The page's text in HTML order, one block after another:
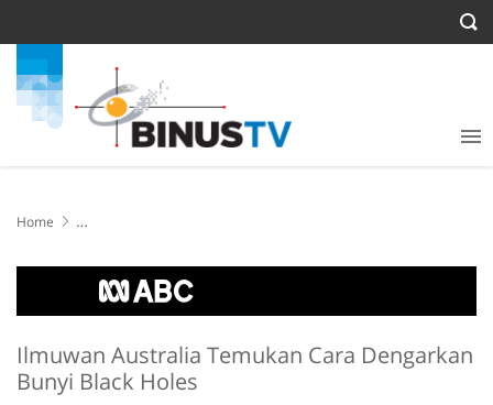
Home
Ilmuwan Australia Temukan Cara Dengarkan
Bunyi Black Holes